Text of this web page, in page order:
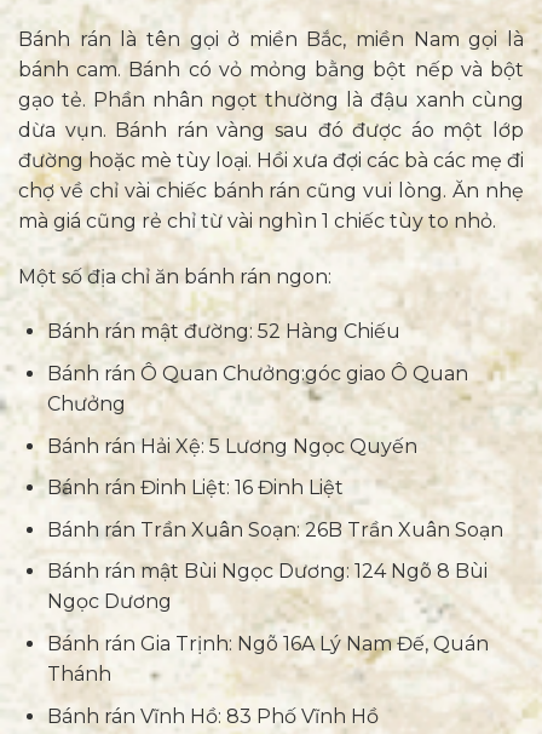
Bánh rán là tên gọi ở miền Bắc, miền Nam gọi là
bánh cam. Bánh có vỏ mỏng bằng bột nếp và bột
gạo tẻ. Phần nhân ngọt thường là đậu xanh cùng
dừa vụn. Bánh rán vàng sau đó được áo một lớp
đường hoặc mè tùy loại. Hồi xưa đợi các bà các mẹ đi
chợ về chỉ vài chiếc bánh rán cũng vui lòng. Ăn nhẹ
mà giá cũng rẻ chỉ từ vài nghìn 1 chiếc tùy to nhỏ.
Một số địa chỉ ăn bánh rán ngon:
Bánh rán mật đường: 52 Hàng Chiếu
Bánh rán Ô Quan Chưởng:góc giao Ô Quan
Chưởng
Bánh rán Hải Xệ: 5 Lương Ngọc Quyến
Bánh rán Đinh Liệt: 16 Đinh Liệt
Bánh rán Trần Xuân Soạn: 26B Trần Xuân Soạn
Bánh rán mật Bùi Ngọc Dương: 124 Ngõ 8 Bùi
Ngọc Dương
Bánh rán Gia Trịnh: Ngõ 16A Lý Nam Đế, Quán
Thánh
Bánh rán Vĩnh Hồ: 83 Phố Vĩnh Hồ